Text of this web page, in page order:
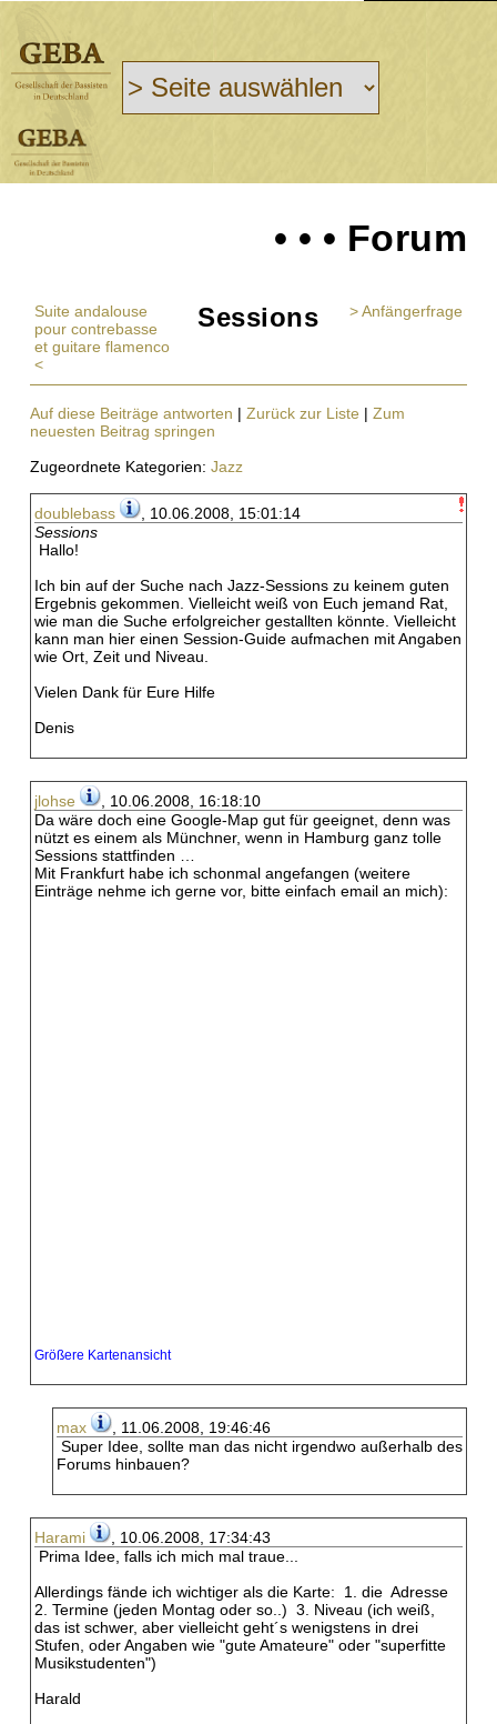
• • • Forum
Suite andalouse
pour contrebasse
et guitare flamenco
<
Sessions > Anfängerfrage
Auf diese Beiträge antworten | Zurück zur Liste | Zum
neuesten Beitrag springen
Zugeordnete Kategorien: Jazz
doublebass
, 10.06.2008, 15:01:14
Sessions
Hallo!
Ich bin auf der Suche nach Jazz-Sessions zu keinem guten
Ergebnis gekommen. Vielleicht weiß von Euch jemand Rat,
wie man die Suche erfolgreicher gestallten könnte. Vielleicht
kann man hier einen Session-Guide aufmachen mit Angaben
wie Ort, Zeit und Niveau.
Vielen Dank für Eure Hilfe
Denis
jlohse
, 10.06.2008, 16:18:10
Da wäre doch eine Google-Map gut für geeignet, denn was
nützt es einem als Münchner, wenn in Hamburg ganz tolle
Sessions stattfinden …
Mit Frankfurt habe ich schonmal angefangen (weitere
Einträge nehme ich gerne vor, bitte einfach email an mich):
Größere Kartenansicht
max
, 11.06.2008, 19:46:46
Super Idee, sollte man das nicht irgendwo außerhalb des
Forums hinbauen?
Harami
, 10.06.2008, 17:34:43
Prima Idee, falls ich mich mal traue...
Allerdings fände ich wichtiger als die Karte: 1. die Adresse
2. Termine (jeden Montag oder so..) 3. Niveau (ich weiß,
das ist schwer, aber vielleicht geht´s wenigstens in drei
Stufen, oder Angaben wie "gute Amateure" oder "superfitte
Musikstudenten")
Harald